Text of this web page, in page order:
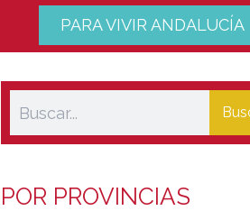
PARA VIVIR ANDALUCÍA
POR PROVINCIAS